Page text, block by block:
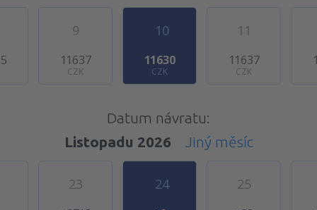
9
11637
CZK
10
11630
CZK
11
11637
CZK
Datum návratu:
Listopadu 2026
Jiný měsíc
23 24 25